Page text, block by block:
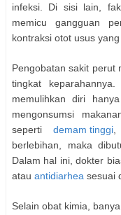
infeksi. Di sisi lain,
memicu gangguan
kontraksi otot usus
Pengobatan sakit perut
tingkat
memulihkan diri
mengonsumsi
sepertidemam tinggi
berlebihan, maka
Dalam hal ini, dokter
atau antidiarhea sesuai
Selain obat kimia,